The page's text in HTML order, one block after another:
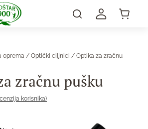
oprema / Optički ciljnici / Optika za zračnu
zračnu pušku
korisnika)